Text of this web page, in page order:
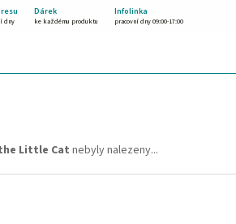
Dárek Infolinka
dny ke každému produktu pracovní dny 09:00-17:00
Little Cat nebyly nalezeny...